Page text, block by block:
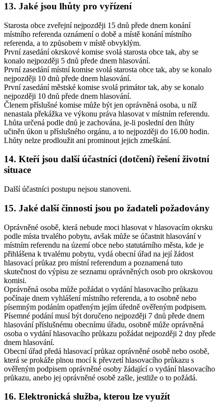
13. Jaké jsou lhůty pro vyřízení
Starosta obce zveřejní nejpozději 15 dnů přede dnem konání
místního referenda oznámení o době a místě konání místního
referenda, a to způsobem v místě obvyklým.
První zasedání okrskové komise svolá starosta obce tak, aby se
konalo nejpozději 5 dnů přede dnem hlasování.
První zasedání místní komise svolá starosta obce tak, aby se konalo
nejpozději 10 dnů přede dnem hlasování.
První zasedání městské komise svolá primátor tak, aby se konalo
nejpozději 10 dnů přede dnem hlasování.
Členem příslušné komise může být jen oprávněná osoba, u níž
nenastala překážka ve výkonu práva hlasovat v místním referendu.
Lhůta určená podle dnů je zachována, je-li poslední den lhůty
učiněn úkon u příslušného orgánu, a to nejpozději do 16.00 hodin.
Lhůty nelze prodloužit ani prominout jejich zmeškání.
14. Kteří jsou další účastníci (dotčení) řešení životní
situace
Další účastníci postupu nejsou stanoveni.
15. Jaké další činnosti jsou po žadateli požadovány
Oprávněné osobě, která nebude moci hlasovat v hlasovacím okrsku
podle místa trvalého pobytu, avšak může se účastnit hlasování v
místním referendu na území obce nebo statutárního města, kde je
přihlášena k trvalému pobytu, vydá obecní úřad na její žádost
hlasovací průkaz pro místní referendum a poznamená tuto
skutečnost do výpisu ze seznamu oprávněných osob pro okrskovou
komisi.
Oprávněná osoba může požádat o vydání hlasovacího průkazu
počínaje dnem vyhlášení místního referenda, a to osobně nebo
písemným podáním opatřeným jejím úředně ověřeným podpisem.
Písemné podání musí být doručeno nejpozději 7 dnů přede dnem
hlasování příslušnému obecnímu úřadu, osobně může oprávněná
osoba o vydání hlasovacího průkazu požádat nejpozději 2 dny přede
dnem hlasování.
Obecní úřad předá hlasovací průkaz oprávněné osobě nebo osobě,
která se prokáže plnou mocí k převzetí hlasovacího průkazu s
ověřeným podpisem oprávněné osoby žádající o vydání hlasovacího
průkazu, anebo jej oprávněné osobě zašle, jestliže o to požádá.
16. Elektronická služba, kterou lze využít